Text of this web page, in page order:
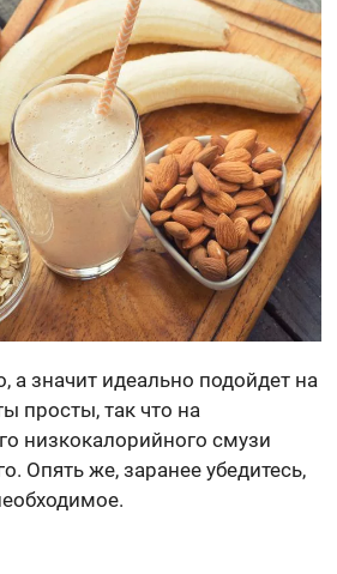
а значит идеально подойдет на
просты, так что на
низкокалорийного смузи
Опять же, заранее убедитесь,